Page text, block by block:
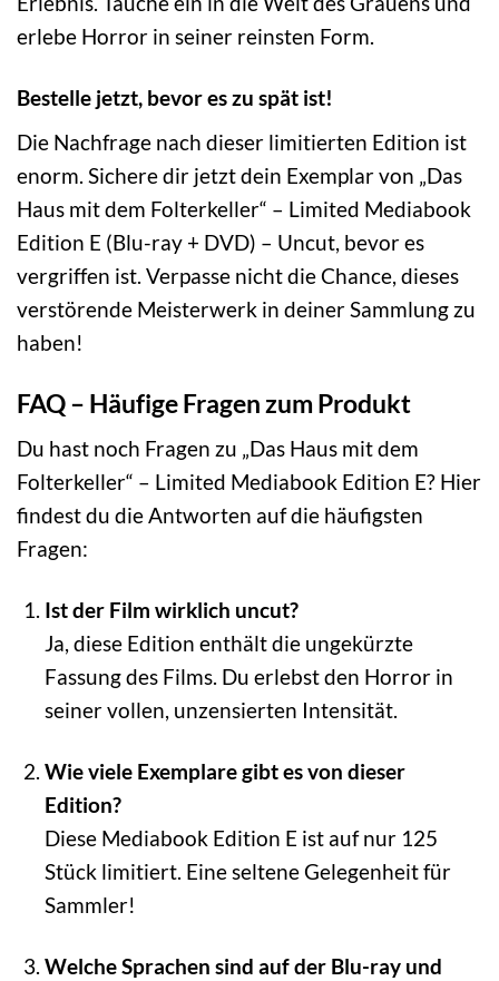
erlebe Horror in seiner reinsten Form.
Bestelle jetzt, bevor es zu spät ist!
Die Nachfrage nach dieser limitierten Edition ist
enorm. Sichere dir jetzt dein Exemplar von „Das
Haus mit dem Folterkeller“ – Limited Mediabook
Edition E (Blu-ray + DVD) – Uncut, bevor es
vergriffen ist. Verpasse nicht die Chance, dieses
verstörende Meisterwerk in deiner Sammlung zu
haben!
FAQ – Häufige Fragen zum Produkt
Du hast noch Fragen zu „Das Haus mit dem
Folterkeller“ – Limited Mediabook Edition E? Hier
findest du die Antworten auf die häufigsten
Fragen:
Ist der Film wirklich uncut?
Ja, diese Edition enthält die ungekürzte
Fassung des Films. Du erlebst den Horror in
seiner vollen, unzensierten Intensität.
Wie viele Exemplare gibt es von dieser
Edition?
Diese Mediabook Edition E ist auf nur 125
Stück limitiert. Eine seltene Gelegenheit für
Sammler!
Welche Sprachen sind auf der Blu-ray und